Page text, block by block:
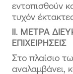
εντοπισθούν
τυχόν
ΙΙ. ΜΕΤΡΑ
ΕΠΙΧΕΙΡΗΣΕΙΣ
Στο πλαίσιο
αναλαμβάνει,